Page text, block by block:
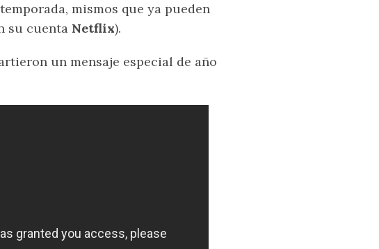
mismos que ya pueden
su cuenta Netflix).
un mensaje especial de año